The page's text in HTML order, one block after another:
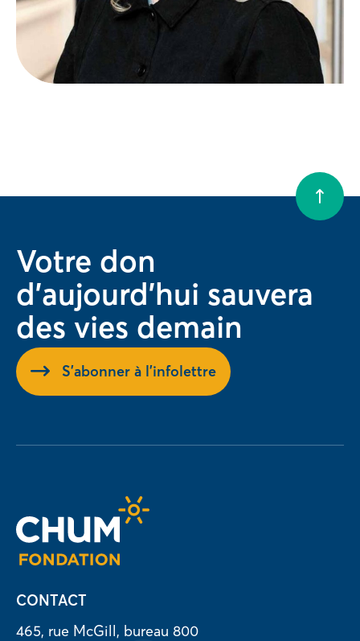
Votre don
d'aujourd'hui sauvera
des vies demain
S'abonner à l'infolettre
CONTACT
465, rue McGill, bureau 800